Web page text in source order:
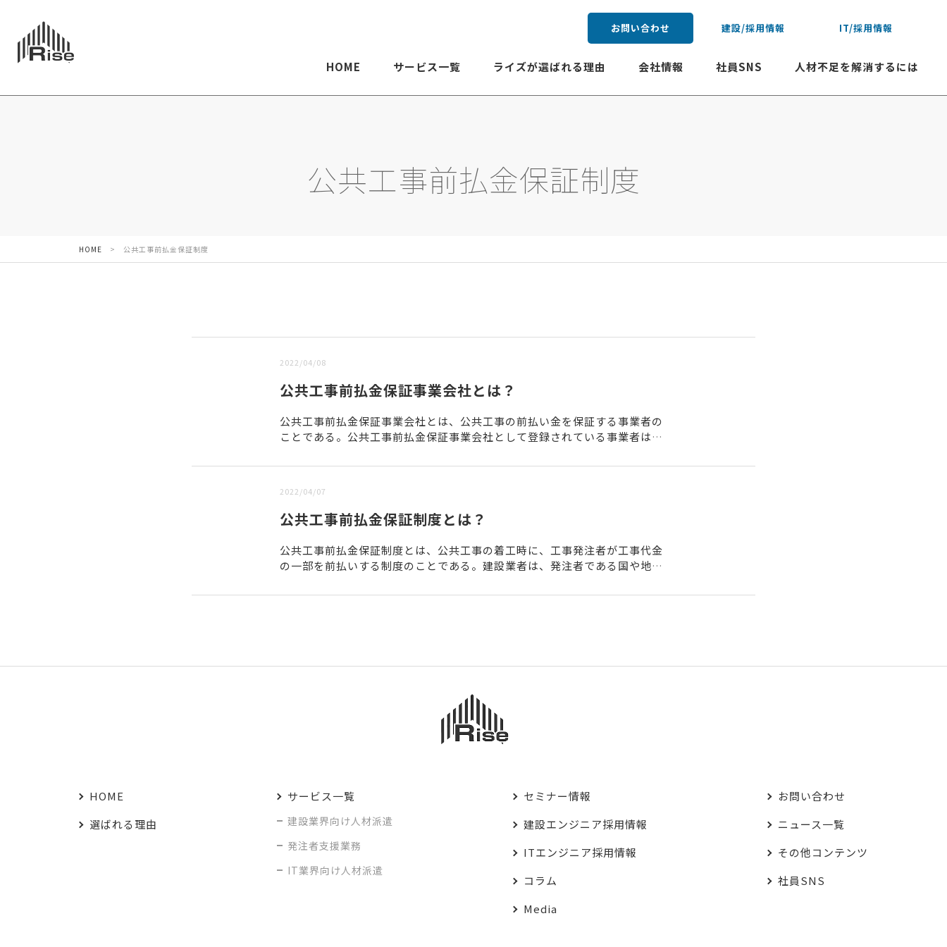
お問い合わせ 建設/採用情報 IT/採用情報
HOME サービス一覧 ライズが選ばれる理由 会社情報 社員SNS 人材不足を解消するには
公共工事前払金保証制度
HOME > 公共工事前払金保証制度
2022/04/08
公共工事前払金保証事業会社とは？
公共工事前払金保証事業会社とは、公共工事の前払い金を保証する事業者の
ことである。公共工事前払金保証事業会社として登録されている事業者は以
2022/04/07
公共工事前払金保証制度とは？
公共工事前払金保証制度とは、公共工事の着工時に、工事発注者が工事代金
の一部を前払いする制度のことである。建設業者は、発注者である国や地方
HOME
選ばれる理由
サービス一覧
建設業界向け人材派遣
発注者支援業務
IT業界向け人材派遣
セミナー情報
建設エンジニア採用情報
ITエンジニア採用情報
コラム
Media
お問い合わせ
ニュース一覧
その他コンテンツ
社員SNS